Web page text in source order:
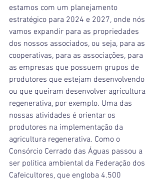
estamos com um planejamento
estratégico para 2024 e 2027, onde nós
vamos expandir para as propriedades
dos nossos associados, ou seja, para as
cooperativas, para as associações, para
as empresas que possuem grupos de
produtores que estejam desenvolvendo
ou que queiram desenvolver agricultura
regenerativa, por exemplo. Uma das
nossas atividades é orientar os
produtores na implementação da
agricultura regenerativa. Como o
Consórcio Cerrado das Águas passou a
ser política ambiental da Federação dos
Cafeicultores, que engloba 4.500